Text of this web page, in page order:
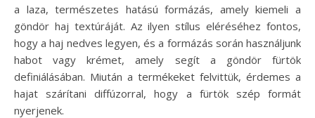
a laza, természetes hatású formázás, amely kiemeli a
göndör haj textúráját. Az ilyen stílus eléréséhez fontos,
hogy a haj nedves legyen, és a formázás során használjunk
habot vagy krémet, amely segít a göndör fürtök
definiálásában. Miután a termékeket felvittük, érdemes a
hajat szárítani diffúzorral, hogy a fürtök szép formát
nyerjenek.